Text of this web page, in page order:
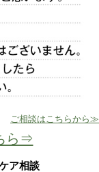
ご相談はこちらから≫
ら⇒
ア相談